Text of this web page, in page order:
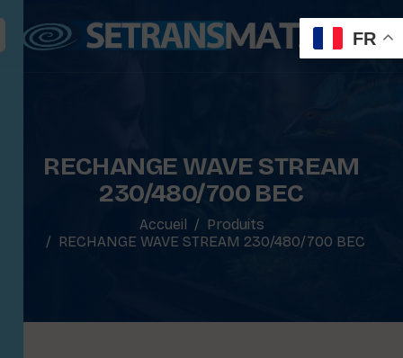
RECHANGE WAVE STREAM
230/480/700 BEC
Accueil
Produits
RECHANGE WAVE STREAM 230/480/700 BEC
FR